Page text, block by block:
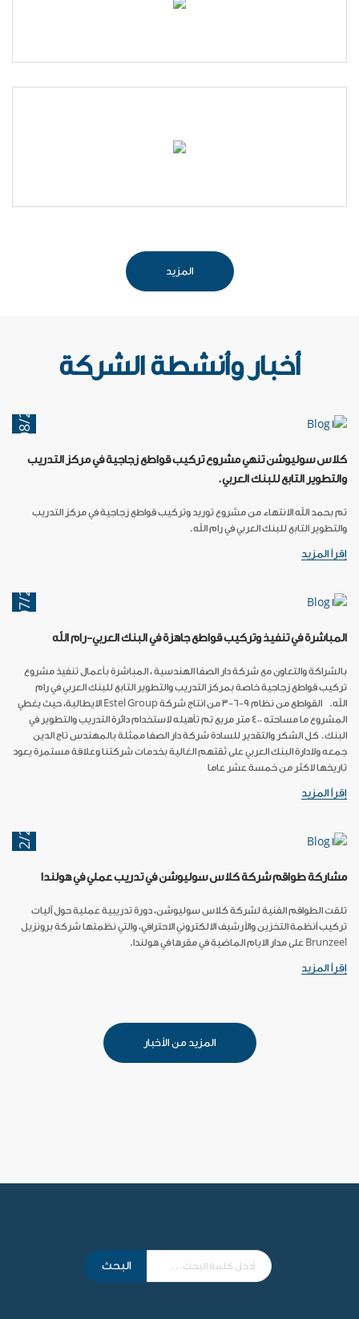
المزيد
أخبار وأنشطة الشركة
14/08/2023كلاس سوليوشن تنهي مشروع تركيب قواطع زجاجية في مركز التدريب
والتطوير التابع للبنك العربي.
تم بحمد الله الانتهاء من مشروع توريد وتركيب قواطع زجاجية في مركز التدريب
والتطوير التابع للبنك العربي في رام الله.
إقرأ المزيد
15/07/2023 المباشرة في تنفيذ وتركيب قواطع جاهزة في البنك العربي-رام الله
بالشراكة والتعاون مع شركة دار الصفا الهندسية ، المباشرة بأعمال تنفيذ مشروع
تركيب قواطع زجاجية خاصة بمركز التدريب والتطوير التابع للبنك العربي في رام
الله. القواطع من نظام 9-6-3 من انتاج شركة Estel Group الايطالية، حيث يغطي
المشروع ما مساحته 400 متر مربع تم تأهيله لاستخدام دائرة التدريب والتطوير في
البنك. كل الشكر والتقدير للسادة شركة دار الصفا ممثلة بالمهندس تاج الدين
جمعه ولادارة البنك العربي على ثقتهم الغالية بخدمات شركتنا وعلاقة مستمرة يعود
تاريخها لاكثر من خمسة عشر عاما
إقرأ المزيد
14/12/2022 مشاركة طواقم شركة كلاس سوليوشن في تدريب عملي في هولندا
تلقت الطواقم الفنية لشركة كلاس سوليوشن، دورة تدريبية عملية حول آليات
تركيب أنظمة التخزين والأرشيف الالكتروني الاحترافي، والتي نظمتها شركة برونزيل
Brunzeel على مدار الايام الماضية في مقرها في هولندا.
إقرأ المزيد
المزيد من الأخبار
البحث